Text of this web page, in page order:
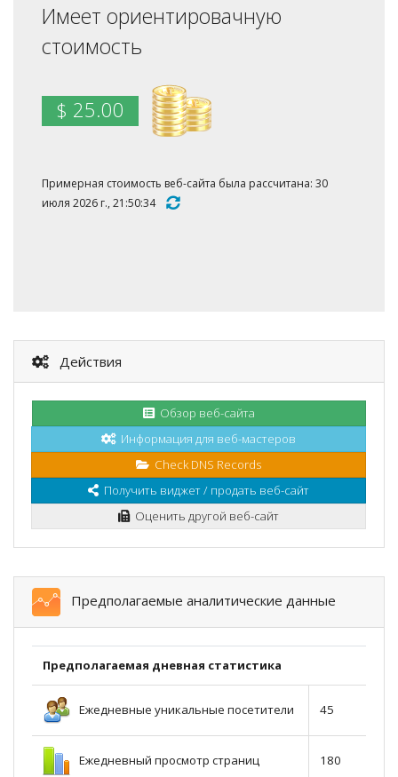
Имеет ориентировачную
стоимость
$ 25.00
Примерная стоимость веб-сайта была рассчитана: 30
июля 2026 г., 21:50:34
Действия
Обзор веб-сайта
Информация для веб-мастеров
Check DNS Records
Получить виджет / продать веб-сайт
Оценить другой веб-сайт
Предполагаемые аналитические данные
Предполагаемая дневная статистика
Ежедневные уникальные посетители 45
Ежедневный просмотр страниц 180